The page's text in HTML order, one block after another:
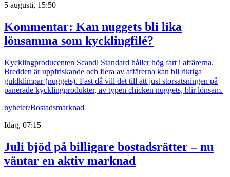
5 augusti, 15:50
Kommentar: Kan nuggets bli lika
lönsamma som kycklingfilé?
Kycklingproducenten Scandi Standard håller hög fart i affärerna.
Bredden är uppfriskande och flera av affärerna kan bli riktiga
guldklimpar (nuggets). Fast då vill det till att just storsatsningen på
panerade kycklingprodukter, av typen chicken nuggets, blir lönsam.
nyheter/Bostadsmarknad
Idag, 07:15
Juli bjöd på billigare bostadsrätter – nu
väntar en aktiv marknad